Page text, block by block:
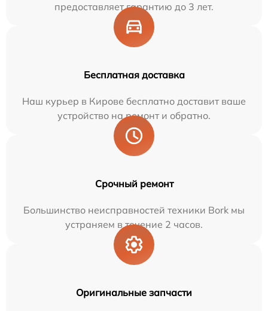
предоставляет гарантию до 3 лет.
Бесплатная доставка
Наш курьер в Кирове бесплатно доставит ваше
устройство на ремонт и обратно.
Срочный ремонт
Большинство неисправностей техники Bork мы
устраняем в течение 2 часов.
Оригинальные запчасти